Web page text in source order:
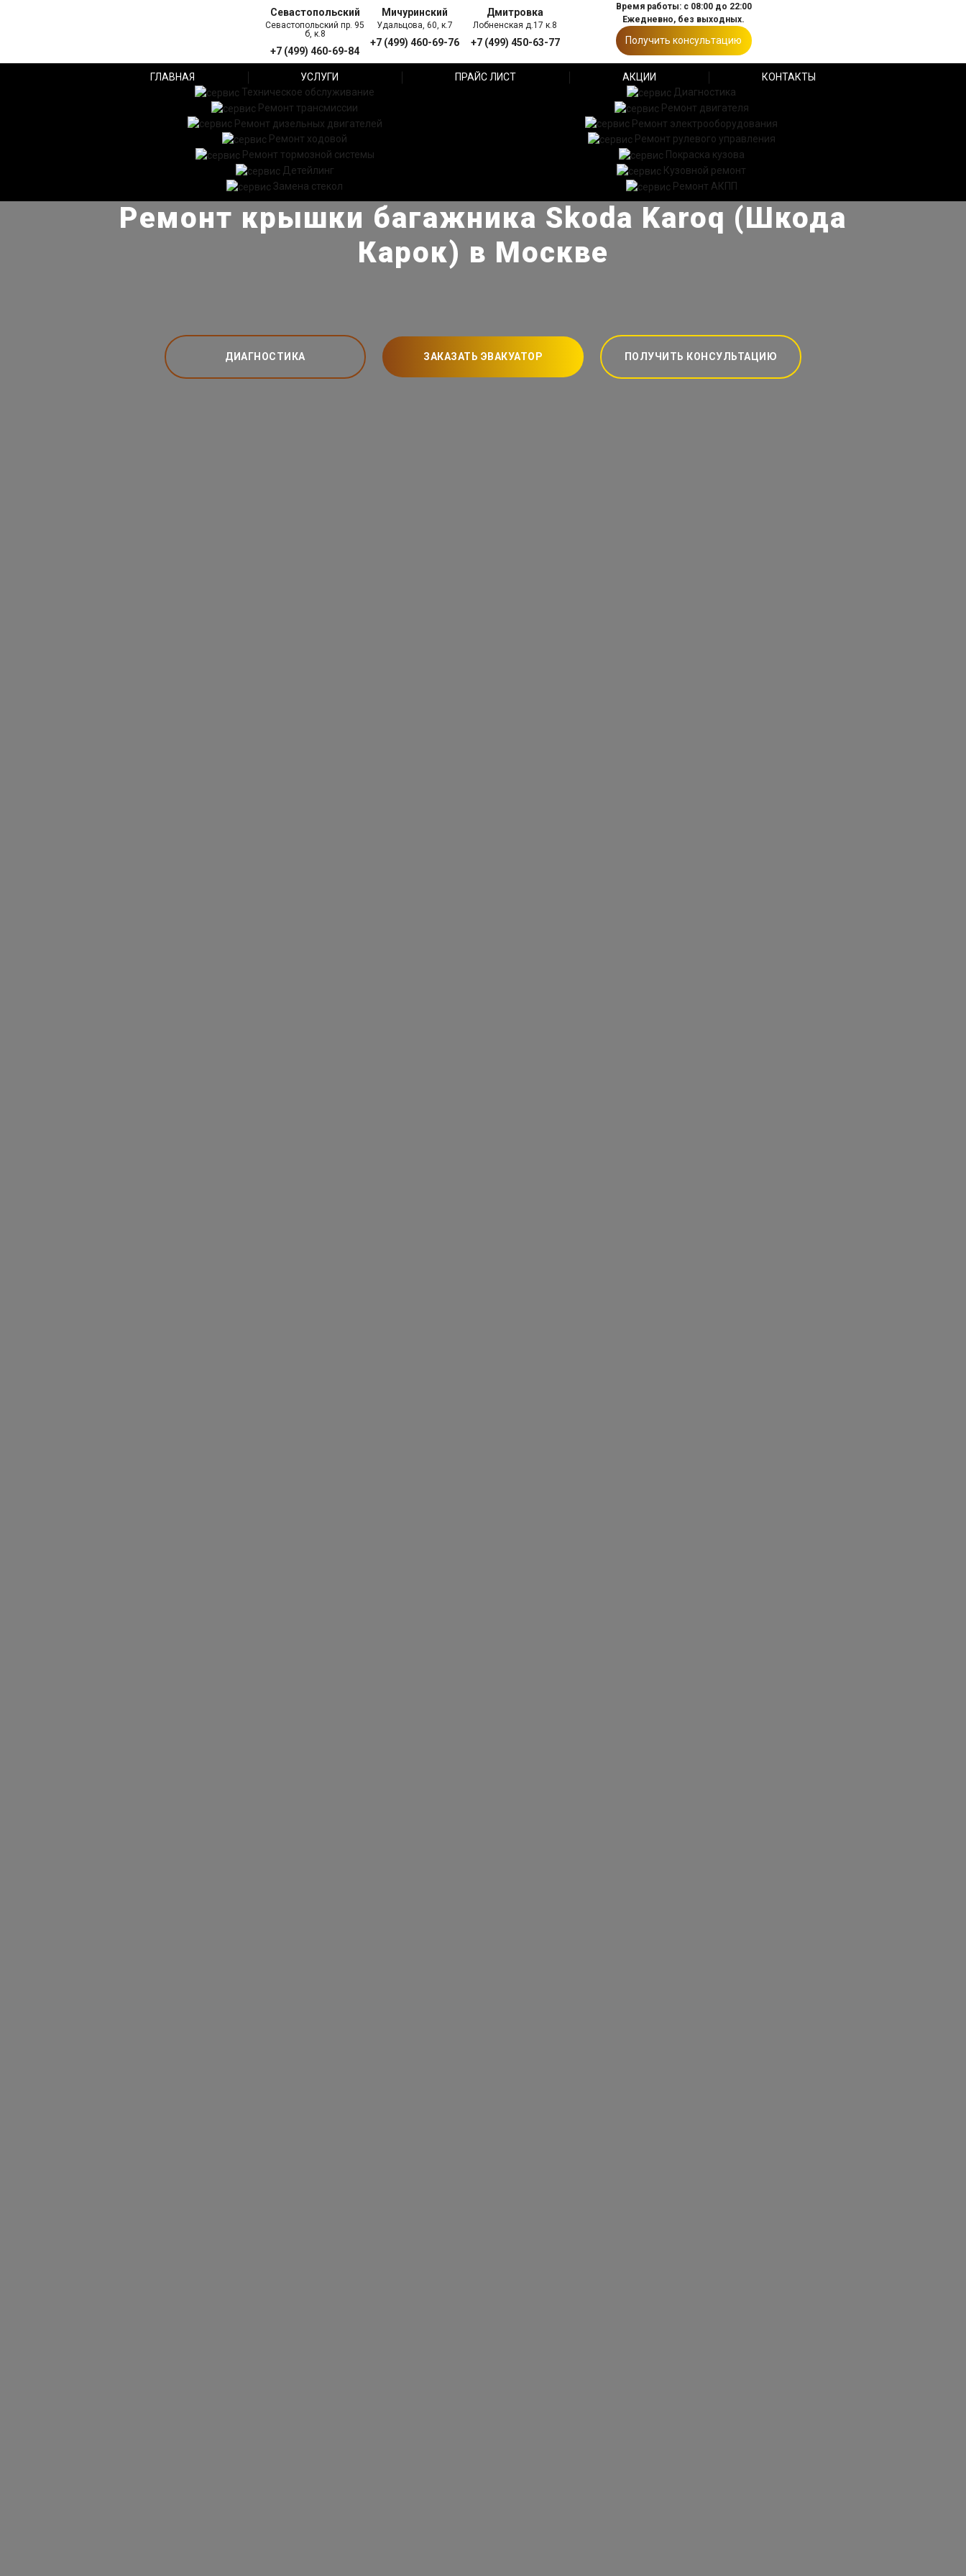
Севастопольский
Севастопольский пр. 95
б, к.8
+7 (499) 460-69-84
Мичуринский
Удальцова, 60, к.7
+7 (499) 460-69-76
Дмитровка
Лобненская д.17 к.8
+7 (499) 450-63-77
Время работы: с 08:00 до 22:00
Ежедневно, без выходных.
Получить консультацию
ГЛАВНАЯ УСЛУГИ ПРАЙС ЛИСТ АКЦИИ
КОНТАКТЫ
Техническое обслуживание
Диагностика
Ремонт трансмиссии
Ремонт двигателя
Ремонт дизельных двигателей
Ремонт электрооборудования
Ремонт ходовой
Ремонт рулевого управления
Ремонт тормозной системы
Покраска кузова
Детейлинг
Кузовной ремонт
Замена стекол
Ремонт АКПП
Ремонт крышки багажника Skoda Karoq (Шкода
Карок) в Москве
ДИАГНОСТИКА ЗАКАЗАТЬ ЭВАКУАТОР ПОЛУЧИТЬ КОНСУЛЬТАЦИЮ